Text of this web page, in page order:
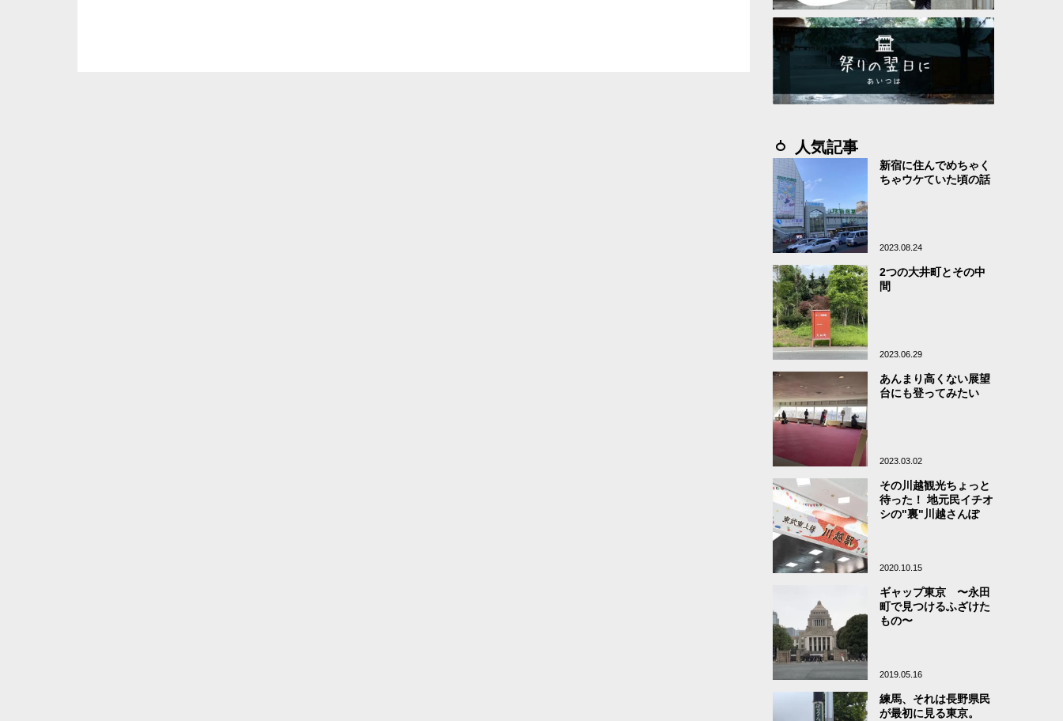
人気記事
新宿に住んでめちゃく
ちゃウケていた頃の話
2023.08.24
2つの大井町とその中
間
2023.06.29
あんまり高くない展望
台にも登ってみたい
2023.03.02
その川越観光ちょっと
待った！ 地元民イチオ
シの"裏"川越さんぽ
2020.10.15
ギャップ東京 〜永田
町で見つけるふざけた
もの〜
2019.05.16
練馬、それは長野県民
が最初に見る東京。